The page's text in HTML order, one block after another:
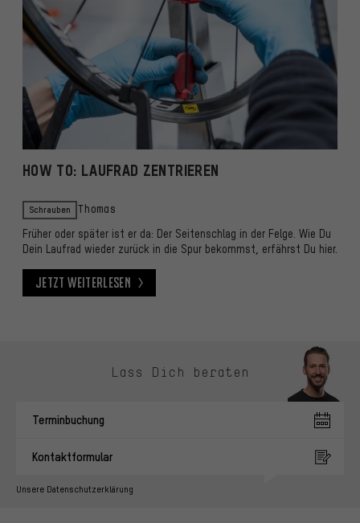
HOW TO: LAUFRAD ZENTRIEREN
Schrauben Thomas
Früher oder später ist er da: Der Seitenschlag in der Felge. Wie Du
Dein Laufrad wieder zurück in die Spur bekommst, erfährst Du hier.
Jetzt weiterlesen
Lass Dich beraten
Terminbuchung
Kontaktformular
Unsere Datenschutzerklärung